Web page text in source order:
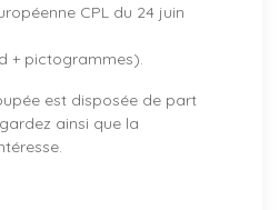
CPL du 24 juin
+ pictogrammes).
est disposée de part
ainsi que la